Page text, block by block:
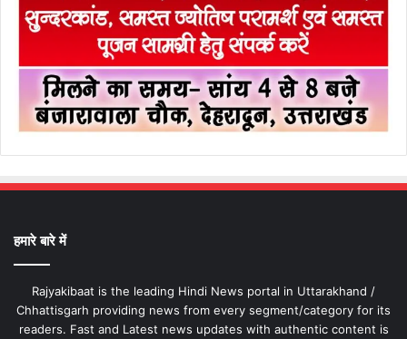
हमारे बारे में
Rajyakibaat is the leading Hindi News portal in Uttarakhand /
Chhattisgarh providing news from every segment/category for its
readers. Fast and Latest news updates with authentic content is